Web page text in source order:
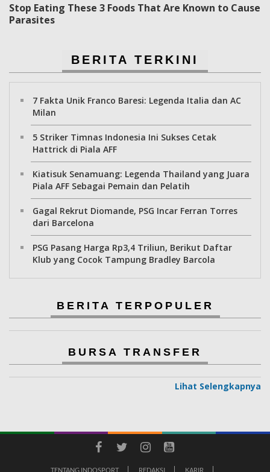
Stop Eating These 3 Foods That Are Known to Cause
Parasites
BERITA TERKINI
7 Fakta Unik Franco Baresi: Legenda Italia dan AC
Milan
5 Striker Timnas Indonesia Ini Sukses Cetak
Hattrick di Piala AFF
Kiatisuk Senamuang: Legenda Thailand yang Juara
Piala AFF Sebagai Pemain dan Pelatih
Gagal Rekrut Diomande, PSG Incar Ferran Torres
dari Barcelona
PSG Pasang Harga Rp3,4 Triliun, Berikut Daftar
Klub yang Cocok Tampung Bradley Barcola
BERITA TERPOPULER
BURSA TRANSFER
Lihat Selengkapnya
TENTANG INDOSPORT REDAKSI KARIR